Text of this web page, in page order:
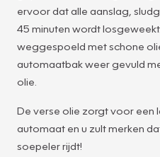
ervoor dat alle aanslag,
45 minuten wordt
weggespoeld met schone
automaatbak weer gevuld
olie.
De verse olie zorgt voor een
automaat en u zult merken
soepeler rijdt!